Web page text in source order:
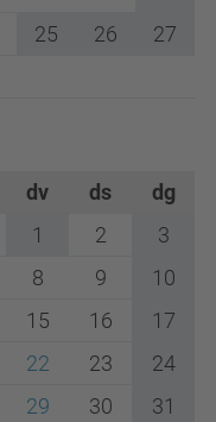
25 26
27
dv ds
dg
1
2
3
8 9
10
15 16
17
22 23
24
29 30 31